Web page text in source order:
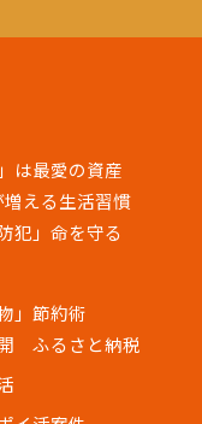
は最愛の資産
増える生活習慣
犯」命を守る
」節約術
ふるさと納税